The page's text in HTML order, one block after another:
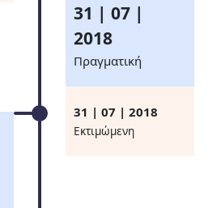
31 | 07 |
2018
Πραγματική
31 | 07 | 2018
Eκτιμώμενη